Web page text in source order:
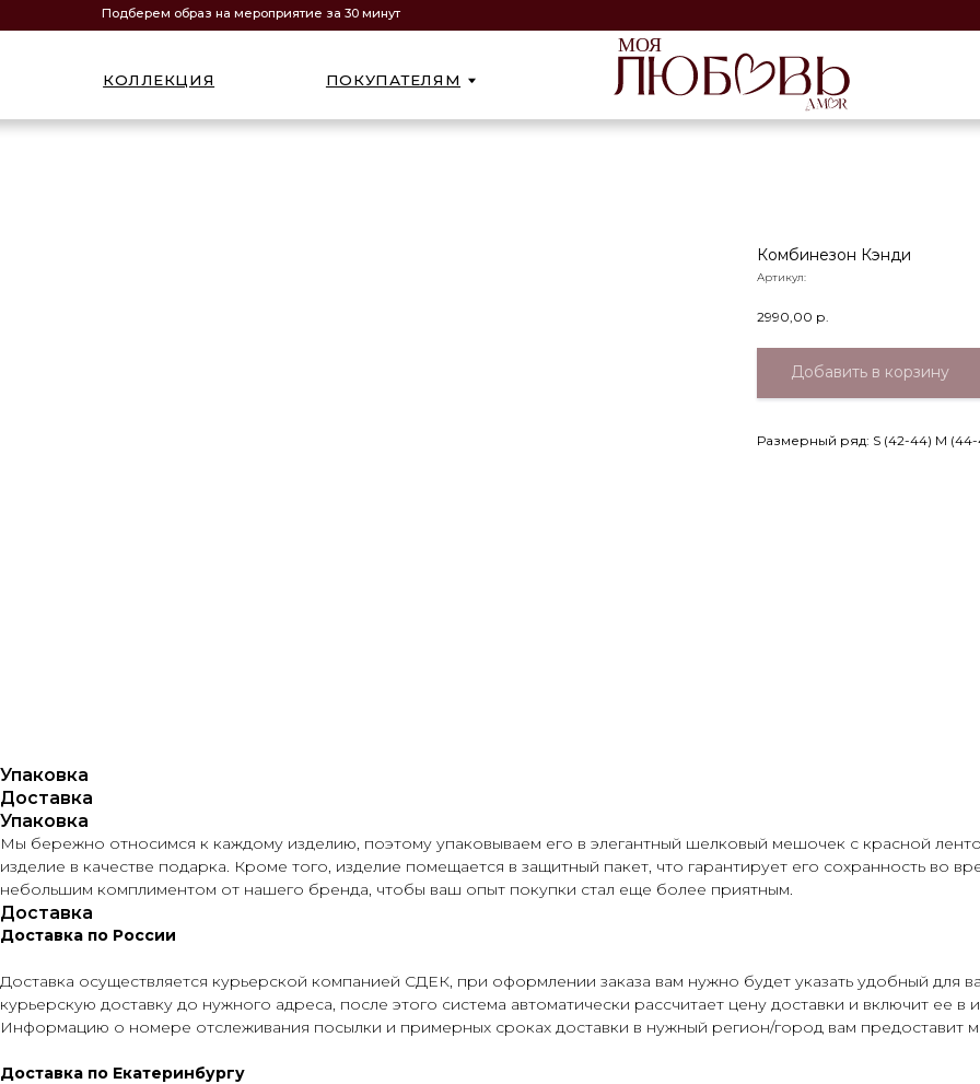
Подберем образ на мероприятие за 30 минут
Комбинезон Кэнди
Артикул:
2990,00 р.
Добавить в корзину
Размерный ряд: S (42-44) М (44-
Упаковка
Доставка
Упаковка
Мы бережно относимся к каждому изделию, поэтому упаковываем его в элегантный шелковый мешочек с красной
изделие в качестве подарка. Кроме того, изделие помещается в защитный пакет, что гарантирует его сохранность во
небольшим комплиментом от нашего бренда, чтобы ваш опыт покупки стал еще более приятным.
Доставка
Доставка по России
Доставка осуществляется курьерской компанией СДЕК, при оформлении заказа вам нужно будет указать удобный для
курьерскую доставку до нужного адреса, после этого система автоматически рассчитает цену доставки и включит ее
Информацию о номере отслеживания посылки и примерных сроках доставки в нужный регион/город вам предоставит
Доставка по Екатеринбургу